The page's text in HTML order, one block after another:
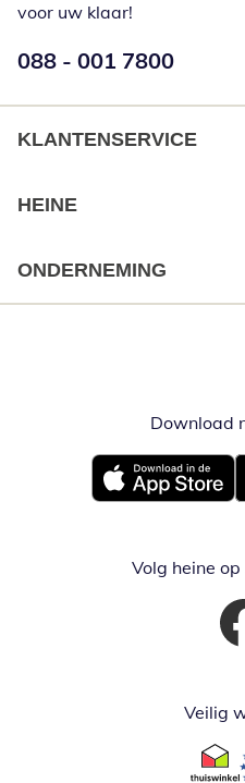
voor uw klaar!
Telefoonnummer:
088 - 001 7800
KLANTENSERVICE
HEINE
ONDERNEMING
Download
Opent in nieuw
Volg heine
Veilig